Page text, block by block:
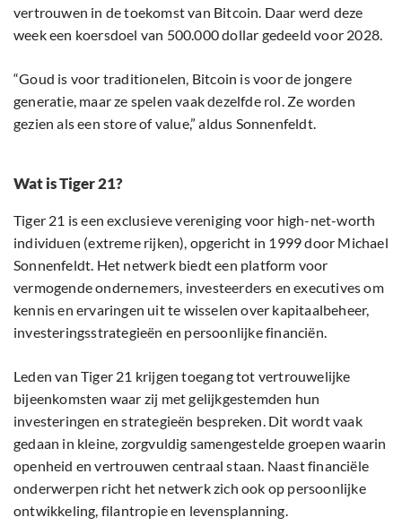
vertrouwen in de toekomst van Bitcoin. Daar werd deze
week een koersdoel van 500.000 dollar gedeeld voor 2028.
“Goud is voor traditionelen, Bitcoin is voor de jongere
generatie, maar ze spelen vaak dezelfde rol. Ze worden
gezien als een store of value,” aldus Sonnenfeldt.
Wat is Tiger 21?
Tiger 21 is een exclusieve vereniging voor high-net-worth
individuen (extreme rijken), opgericht in 1999 door Michael
Sonnenfeldt. Het netwerk biedt een platform voor
vermogende ondernemers, investeerders en executives om
kennis en ervaringen uit te wisselen over kapitaalbeheer,
investeringsstrategieën en persoonlijke financiën.
Leden van Tiger 21 krijgen toegang tot vertrouwelijke
bijeenkomsten waar zij met gelijkgestemden hun
investeringen en strategieën bespreken. Dit wordt vaak
gedaan in kleine, zorgvuldig samengestelde groepen waarin
openheid en vertrouwen centraal staan. Naast financiële
onderwerpen richt het netwerk zich ook op persoonlijke
ontwikkeling, filantropie en levensplanning.